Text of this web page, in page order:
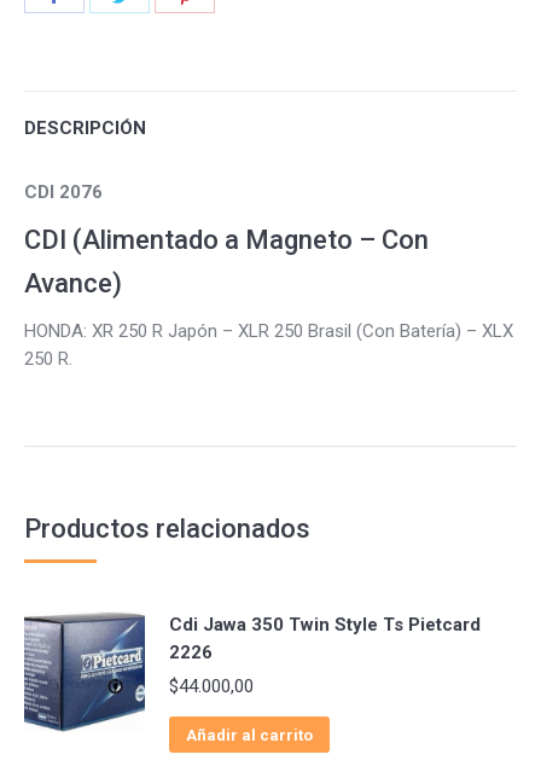
DESCRIPCIÓN
CDI 2076
CDI (Alimentado a Magneto – Con
Avance)
HONDA: XR 250 R Japón – XLR 250 Brasil (Con Batería) – XLX
250 R.
Productos relacionados
Cdi Jawa 350 Twin Style Ts Pietcard
2226
$44.000,00
Añadir al carrito